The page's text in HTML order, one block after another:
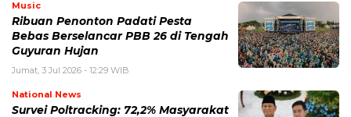
Music
Ribuan Penonton Padati Pesta
Bebas Berselancar PBB 26 di Tengah
Guyuran Hujan
Jumat, 3 Jul 2026 - 12:29 WIB
National News
Survei Poltracking: 72,2% Masyarakat